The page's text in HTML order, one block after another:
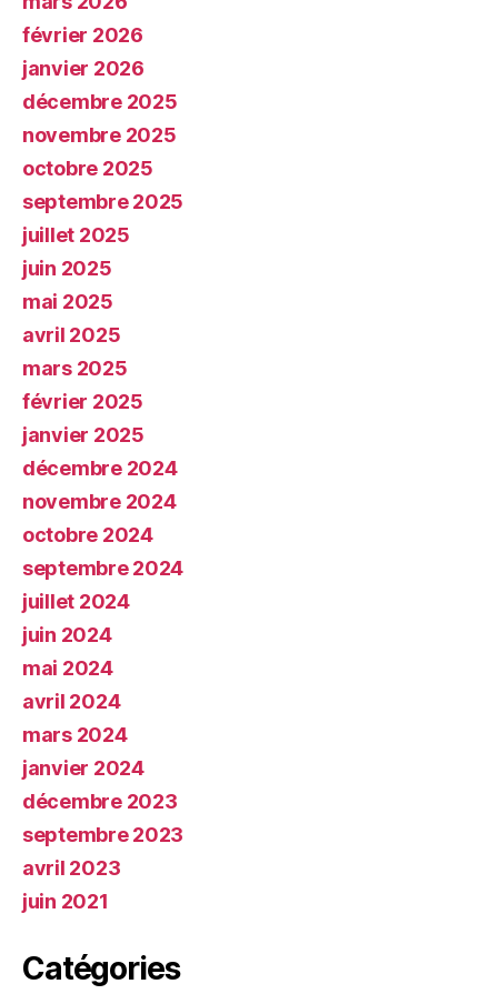
février 2026
janvier 2026
décembre 2025
novembre 2025
octobre 2025
septembre 2025
juillet 2025
juin 2025
mai 2025
avril 2025
mars 2025
février 2025
janvier 2025
décembre 2024
novembre 2024
octobre 2024
septembre 2024
juillet 2024
juin 2024
mai 2024
avril 2024
mars 2024
janvier 2024
décembre 2023
septembre 2023
avril 2023
juin 2021
Catégories